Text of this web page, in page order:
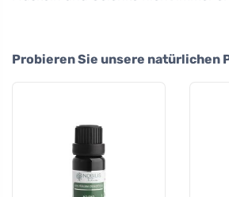
Probieren Sie unsere natürlichen